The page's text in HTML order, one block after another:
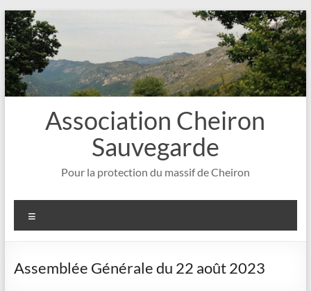
Aller
au
contenu
Association Cheiron
Sauvegarde
Pour la protection du massif de Cheiron
Assemblée Générale du 22 août 2023